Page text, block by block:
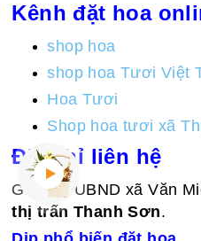
Kênh đặt hoa
shop hoa
shop hoa Tươi Việt
Hoa Tươi
Shop hoa tươi xã
Địa chỉ liên hệ
Giao tại UBND xã Văn
thị trấn Thanh Sơn.